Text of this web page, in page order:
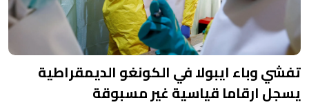
تفشي وباء ايبولا في الكونغو الديمقراطية
يسجل ارقاما قياسية غير مسبوقة